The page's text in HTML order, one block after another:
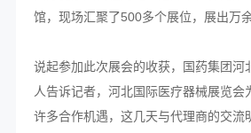
馆，现场汇聚了500多个展位，展出万余
说起参加此次展会的收获，国药集团河
人告诉记者，河北国际医疗器械展览会
许多合作机遇，这几天与代理商的交流